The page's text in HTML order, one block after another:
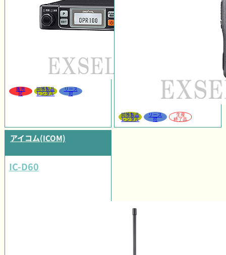
販売
可
同等製品
レンタル
リース
可
同等製品
レンタル
リース
可
生産
終了品
アイコム(ICOM)
IC-D60